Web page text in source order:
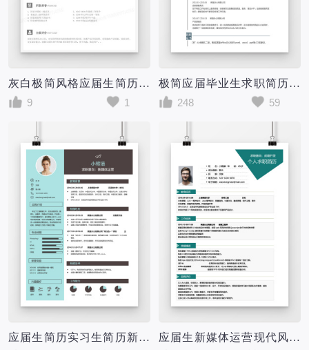
灰白极简风格应届生简历模板
9
1
极简应届毕业生求职简历word简历模板
248
59
应届生简历实习生简历新媒体运营个人求职简历word简历模板
应届生新媒体运营现代风格求职简历word简历模板